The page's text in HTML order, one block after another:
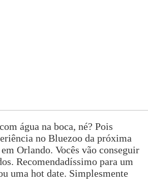
água na boca, né? Pois
no Bluezoo da próxima
Orlando. Vocês vão conseguir
Recomendadíssimo para um
uma hot date. Simplesmente